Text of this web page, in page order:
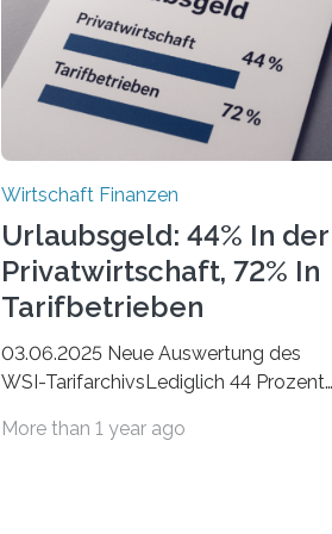
Wirtschaft Finanzen
Urlaubsgeld: 44% In der
Privatwirtschaft, 72% In
Tarifbetrieben
03.06.2025 Neue Auswertung des
WSI-TarifarchivsLediglich 44 Prozent
Privatwirtschaft erhalten Urlaubsgeld –
More than 1 year ago